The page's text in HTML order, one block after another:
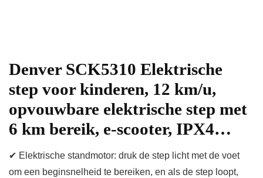
Denver SCK5310 Elektrische
step voor kinderen, 12 km/u,
opvouwbare elektrische step met
6 km bereik, e-scooter, IPX4…
✔ Elektrische standmotor: druk de step licht met de voet
om een beginsnelheid te bereiken, en als de step loopt,